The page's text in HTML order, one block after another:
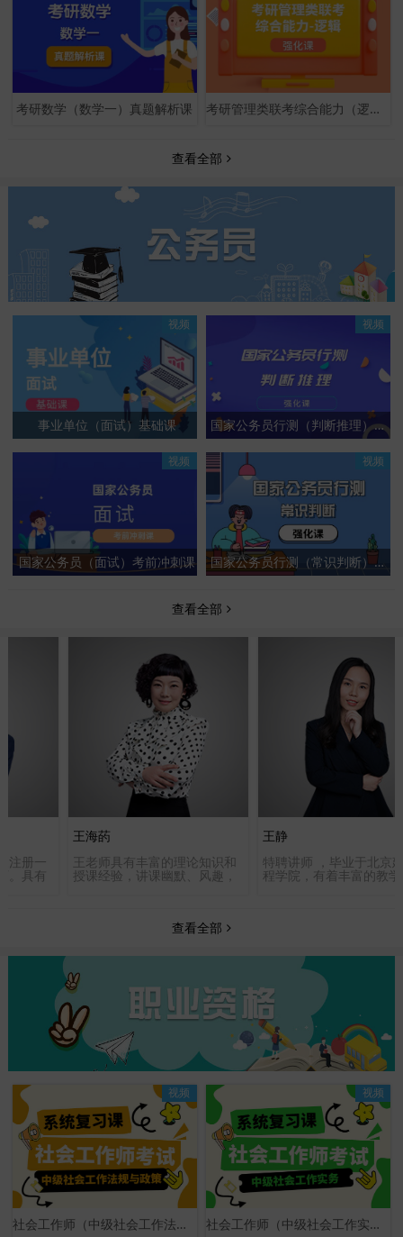
考研数学（数学一）真题解析课 考研管理类联考综合能力（逻辑）强化课
查看全部
事业单位（面试）基础课
视频
国家公务员行测（判断推理）强化课
视频
国家公务员（面试）考前冲刺课
视频
国家公务员行测（常识判断）强化课
视频
查看全部
注册一
。具有
为新一
王海菂
王老师具有丰富的理论知识和
授课经验，讲课幽默、风趣，
管理专业、会计职称部分课程
纳，备课颇具特色，能为学员
提高学习效率，起到事半功倍
的效果，深受学员欢迎！
王静
特聘讲师 ，毕业于北京
程学院，有着丰富的教
查看全部
社会工作师（中级社会工作法规与政策）系统复习课
视频
社会工作师（中级社会工作实务）系统复习课
视频